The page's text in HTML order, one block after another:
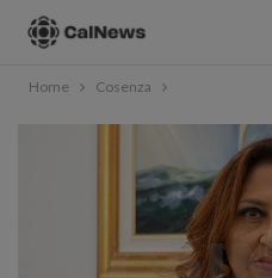
Home Cosenza